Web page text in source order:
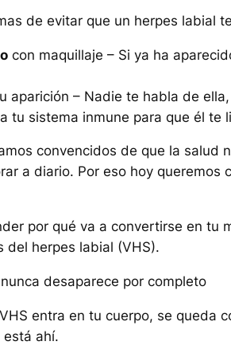
de evitar que un herpes labial
con maquillaje – Si ya ha
aparición – Nadie te habla de
tu sistema inmune para que él te
convencidos de que la salud
a diario. Por eso hoy
por qué va a convertirse en
del herpes labial (VHS).
desaparece por completo
entra en tu cuerpo, se queda
ahí.